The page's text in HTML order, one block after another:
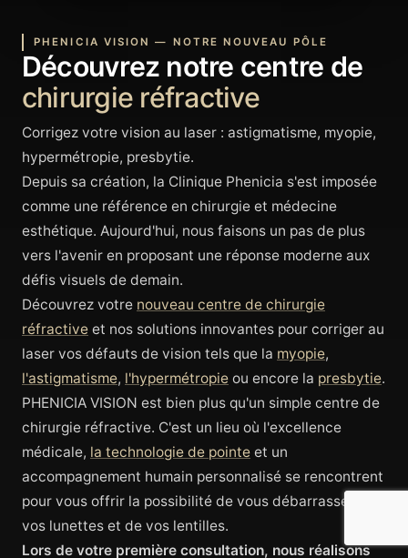
PHENICIA VISION — NOTRE NOUVEAU PÔLE
Découvrez notre centre de
chirurgie réfractive
Corrigez votre vision au laser : astigmatisme, myopie,
hypermétropie, presbytie.
Depuis sa création, la Clinique Phenicia s'est imposée
comme une référence en chirurgie et médecine
esthétique. Aujourd'hui, nous faisons un pas de plus
vers l'avenir en proposant une réponse moderne aux
défis visuels de demain.
Découvrez votre nouveau centre de chirurgie
réfractive et nos solutions innovantes pour corriger au
laser vos défauts de vision tels que la myopie,
l'astigmatisme, l'hypermétropie ou encore la presbytie.
PHENICIA VISION est bien plus qu'un simple centre de
chirurgie réfractive. C'est un lieu où l'excellence
médicale, la technologie de pointe et un
accompagnement humain personnalisé se rencontrent
pour vous offrir la possibilité de vous débarrasser de
vos lunettes et de vos lentilles.
Lors de votre première consultation, nous réalisons